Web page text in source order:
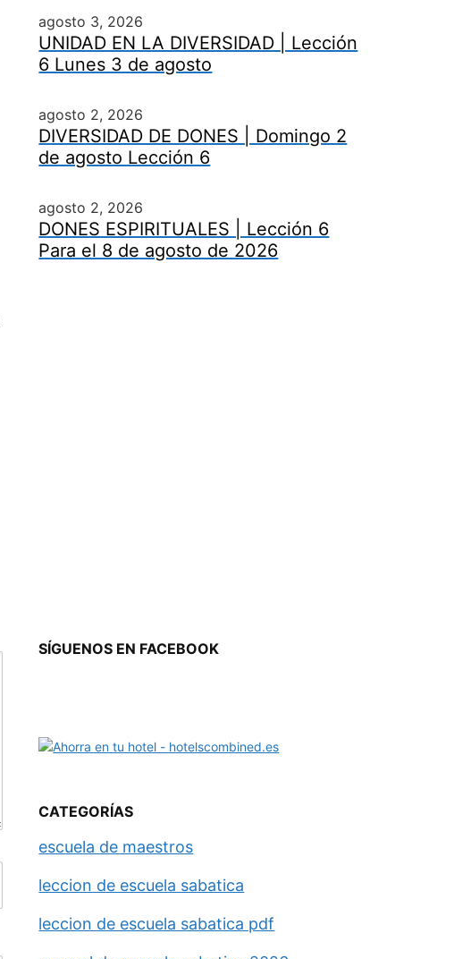
agosto 3, 2026
UNIDAD EN LA DIVERSIDAD | Lección
6 Lunes 3 de agosto
agosto 2, 2026
DIVERSIDAD DE DONES | Domingo 2
de agosto Lección 6
agosto 2, 2026
DONES ESPIRITUALES | Lección 6
Para el 8 de agosto de 2026
SÍGUENOS EN FACEBOOK
CATEGORÍAS
escuela de maestros
leccion de escuela sabatica
leccion de escuela sabatica pdf